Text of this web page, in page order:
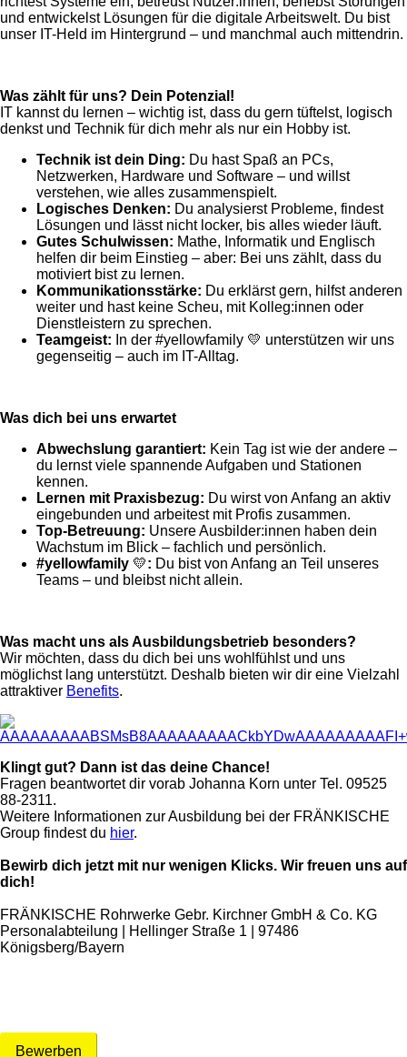
und entwickelst Lösungen für die digitale Arbeitswelt. Du bist
unser IT-Held im Hintergrund – und manchmal auch mittendrin.
Was zählt für uns? Dein Potenzial!
IT kannst du lernen – wichtig ist, dass du gern tüftelst, logisch
denkst und Technik für dich mehr als nur ein Hobby ist.
Technik ist dein Ding: Du hast Spaß an PCs,
Netzwerken, Hardware und Software – und willst
verstehen, wie alles zusammenspielt.
Logisches Denken: Du analysierst Probleme, findest
Lösungen und lässt nicht locker, bis alles wieder läuft.
Gutes Schulwissen: Mathe, Informatik und Englisch
helfen dir beim Einstieg – aber: Bei uns zählt, dass du
motiviert bist zu lernen.
Kommunikationsstärke: Du erklärst gern, hilfst anderen
weiter und hast keine Scheu, mit Kolleg:innen oder
Dienstleistern zu sprechen.
Teamgeist: In der #yellowfamily 💛 unterstützen wir uns
gegenseitig – auch im IT-Alltag.
Was dich bei uns erwartet
Abwechslung garantiert: Kein Tag ist wie der andere –
du lernst viele spannende Aufgaben und Stationen
kennen.
Lernen mit Praxisbezug: Du wirst von Anfang an aktiv
eingebunden und arbeitest mit Profis zusammen.
Top-Betreuung: Unsere Ausbilder:innen haben dein
Wachstum im Blick – fachlich und persönlich.
#yellowfamily 💛: Du bist von Anfang an Teil unseres
Teams – und bleibst nicht allein.
Was macht uns als Ausbildungsbetrieb besonders?
Wir möchten, dass du dich bei uns wohlfühlst und uns
möglichst lang unterstützt. Deshalb bieten wir dir eine Vielzahl
attraktiver Benefits.
Klingt gut? Dann ist das deine Chance!
Fragen beantwortet dir vorab Johanna Korn unter Tel. 09525
88-2311.
Weitere Informationen zur Ausbildung bei der FRÄNKISCHE
Group findest du hier.
Bewirb dich jetzt mit nur wenigen Klicks. Wir freuen uns auf
dich!
FRÄNKISCHE Rohrwerke Gebr. Kirchner GmbH & Co. KG
Personalabteilung | Hellinger Straße 1 | 97486
Königsberg/Bayern
Bewerben